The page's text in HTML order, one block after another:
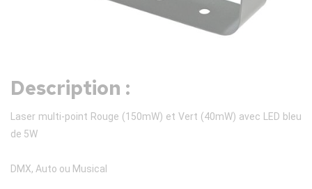
Description :
Laser multi-point Rouge (150mW) et Vert (40mW) avec LED bleu
de 5W
DMX, Auto ou Musical